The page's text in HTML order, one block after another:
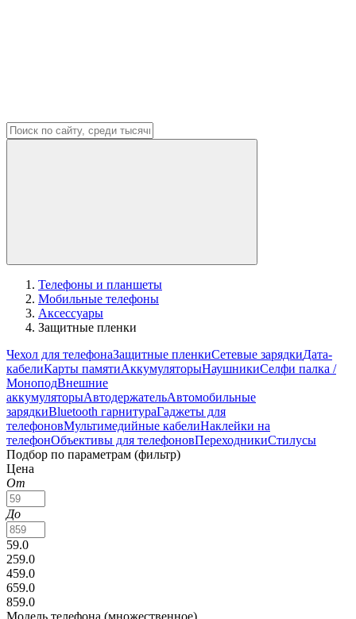
Телефоны и планшеты
Мобильные телефоны
Аксессуары
Защитные пленки
Чехол для телефонаЗащитные пленкиСетевые зарядкиДата-
кабелиКарты памятиАккумуляторыНаушникиСелфи палка /
МоноподВнешние
аккумуляторыАвтодержательАвтомобильные
зарядкиBluetooth гарнитураГаджеты для
телефоновМультимедийные кабелиНаклейки на
телефонОбъективы для телефоновПереходникиСтилусы
Подбор по параметрам (фильтр)
Цена
От
До
59.0
259.0
459.0
659.0
859.0
Модель телефона (множественное)